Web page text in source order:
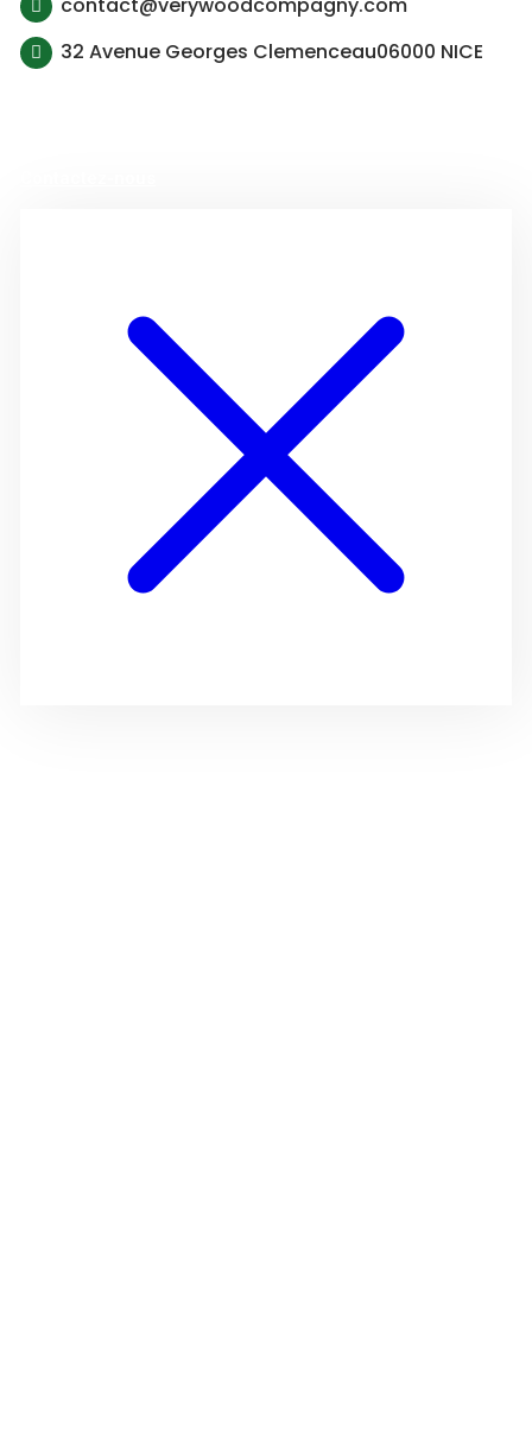
contact@verywoodcompagny.com
32 Avenue Georges Clemenceau06000 NICE